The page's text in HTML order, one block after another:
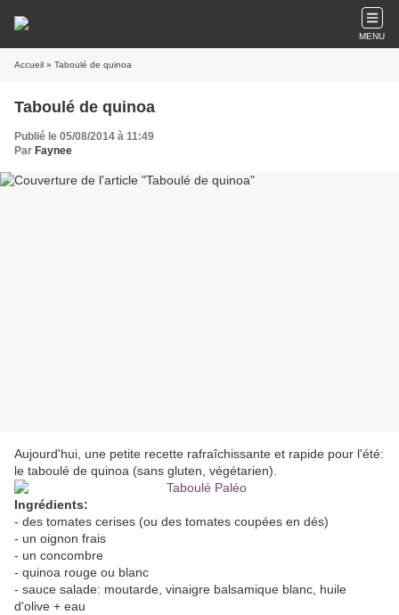
MENU
Accueil » Taboulé de quinoa
Taboulé de quinoa
Publié le 05/08/2014 à 11:49
Par Faynee
Aujourd'hui, une petite recette rafraîchissante et rapide pour l'été:
le taboulé de quinoa (sans gluten, végétarien).
Ingrédients:
- des tomates cerises (ou des tomates coupées en dés)
- un oignon frais
- un concombre
- quinoa rouge ou blanc
- sauce salade: moutarde, vinaigre balsamique blanc, huile
d'olive + eau